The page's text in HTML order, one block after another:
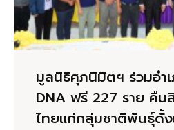
มูลนิธิศุภนิมิตฯ ร่วมอำ
DNA ฟรี 227 ราย คืน
ไทยแก่กลุ่มชาติพันธุ์ดั้ง